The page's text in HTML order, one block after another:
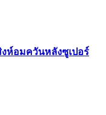
งห์อมควันหลังซูเปอร์